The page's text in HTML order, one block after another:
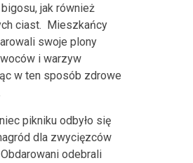
jak również
ciast. Mieszkańcy
swoje plony
i warzyw
w ten sposób zdrowe
pikniku odbyło się
dla zwycięzców
odebrali